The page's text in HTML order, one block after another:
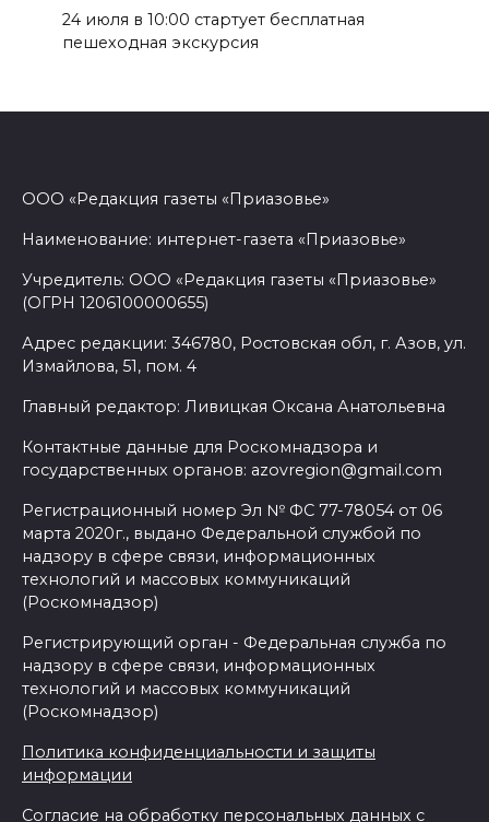
24 июля в 10:00 стартует бесплатная
пешеходная экскурсия
ООО «Редакция газеты «Приазовье»
Наименование: интернет-газета «Приазовье»
Учредитель: ООО «Редакция газеты «Приазовье»
(ОГРН 1206100000655)
Адрес редакции: 346780, Ростовская обл, г. Азов, ул.
Измайлова, 51, пом. 4
Главный редактор: Ливицкая Оксана Анатольевна
Контактные данные для Роскомнадзора и
государственных органов: azovregion@gmail.com
Регистрационный номер Эл № ФС 77-78054 от 06
марта 2020г., выдано Федеральной службой по
надзору в сфере связи, информационных
технологий и массовых коммуникаций
(Роскомнадзор)
Регистрирующий орган - Федеральная служба по
надзору в сфере связи, информационных
технологий и массовых коммуникаций
(Роскомнадзор)
Политика конфиденциальности и защиты
информации
Согласие на обработку персональных данных с